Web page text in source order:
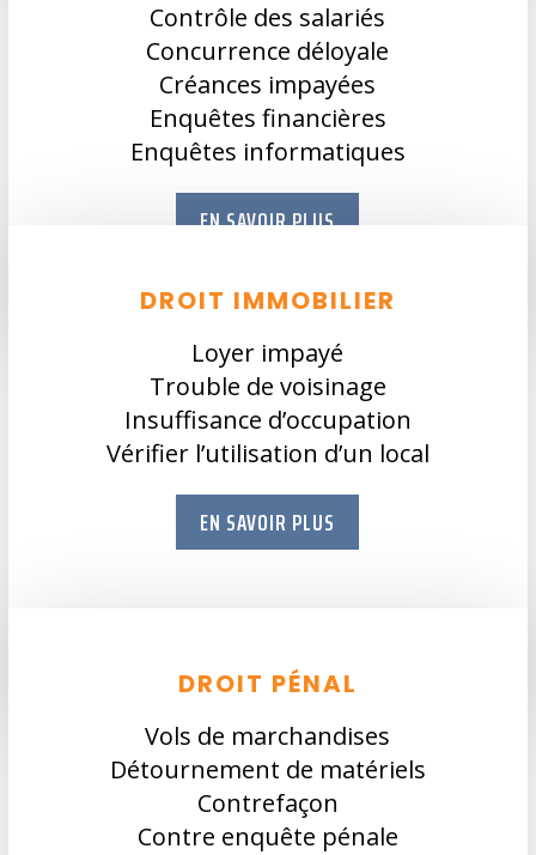
Contrôle des salariés
Concurrence déloyale
Créances impayées
Enquêtes financières
Enquêtes informatiques
EN SAVOIR PLUS
DROIT IMMOBILIER
Loyer impayé
Trouble de voisinage
Insuffisance d’occupation
Vérifier l’utilisation d’un local
EN SAVOIR PLUS
DROIT PÉNAL
Vols de marchandises
Détournement de matériels
Contrefaçon
Contre enquête pénale